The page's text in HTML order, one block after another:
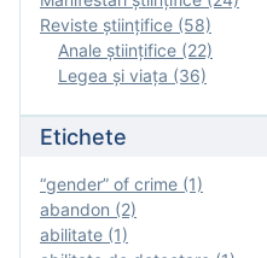
Reviste ştiinţifice (58)
Anale ştiinţifice (22)
Legea şi viaţa (36)
Etichete
“gender” of crime (1)
abandon (2)
abilitate (1)